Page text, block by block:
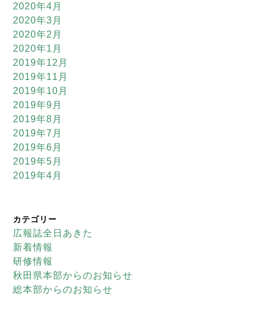
2020年4月
2020年3月
2020年2月
2020年1月
2019年12月
2019年11月
2019年10月
2019年9月
2019年8月
2019年7月
2019年6月
2019年5月
2019年4月
カテゴリー
広報誌全日あきた
新着情報
研修情報
秋田県本部からのお知らせ
総本部からのお知らせ